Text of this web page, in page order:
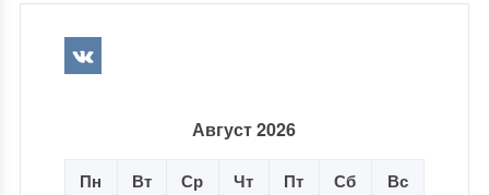
Август 2026
Пн Вт Ср Чт Пт Сб Вс